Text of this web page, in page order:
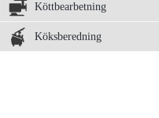
Köttbearbetning
Köksberedning